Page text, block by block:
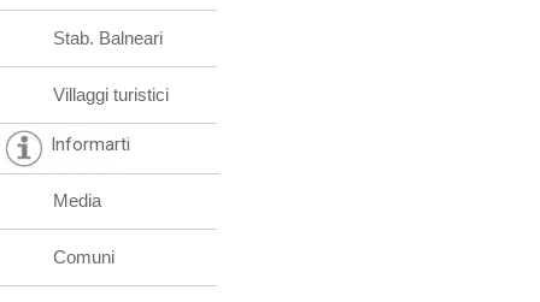
Stab. Balneari
Villaggi turistici
Informarti
Media
Comuni